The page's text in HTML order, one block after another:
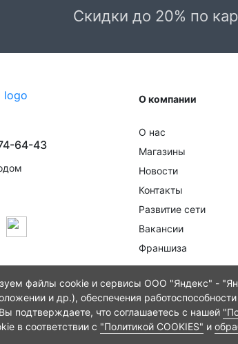
Скидки до 20% по
О компании
О нас
Магазины
Новости
Контакты
Развитие сети
Вакансии
Франшиза
64-43
файлы cookie и сервисы ООО "Яндекс" -
и др.), обеспечения
подтверждаете, что соглашаетесь с нашей
в соответствии с "Политикой COOKIES" и